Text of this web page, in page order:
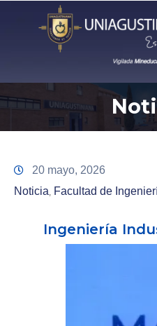
Accesos
Universidad
Académica
20 mayo, 2026
Noticia‚ Facultad de
Ingeniería